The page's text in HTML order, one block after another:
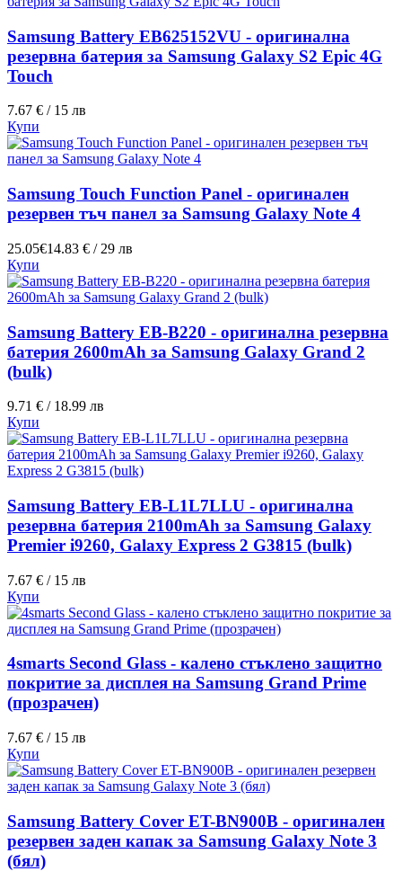
Samsung Battery EB625152VU - оригинална
резервна батерия за Samsung Galaxy S2 Epic 4G
Touch
7.67 € / 15 лв
Купи
Samsung Touch Function Panel - оригинален
резервен тъч панел за Samsung Galaxy Note 4
25.05€14.83 € / 29 лв
Купи
Samsung Battery EB-B220 - оригинална резервна
батерия 2600mAh за Samsung Galaxy Grand 2
(bulk)
9.71 € / 18.99 лв
Купи
Samsung Battery EB-L1L7LLU - оригинална
резервна батерия 2100mAh за Samsung Galaxy
Premier i9260, Galaxy Express 2 G3815 (bulk)
7.67 € / 15 лв
Купи
4smarts Second Glass - калено стъклено защитно
покритие за дисплея на Samsung Grand Prime
(прозрачен)
7.67 € / 15 лв
Купи
Samsung Battery Cover ET-BN900B - оригинален
резервен заден капак за Samsung Galaxy Note 3
(бял)